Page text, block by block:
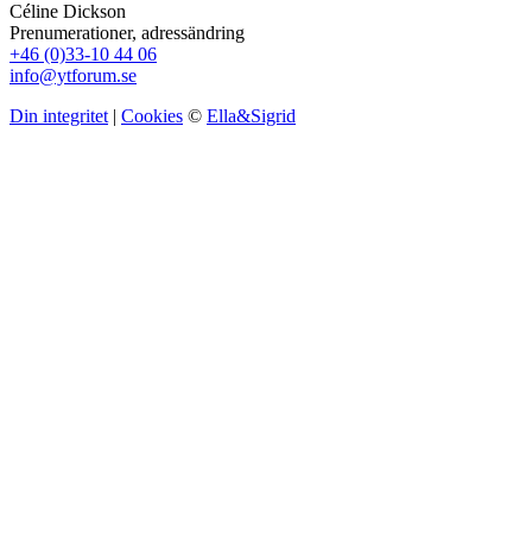
Céline Dickson
Prenumerationer, adressändring
+46 (0)33-10 44 06
info@ytforum.se
Din integritet | Cookies © Ella&Sigrid